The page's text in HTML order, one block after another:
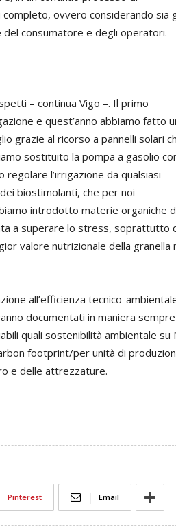
ovvero considerando sia
consumatore e degli operatori.
– continua Vigo –. Il primo
e quest’anno abbiamo fatto
grazie al ricorso a pannelli solari
sostituito la pompa a gasolio
l’irrigazione da qualsiasi
biostimolanti, che per noi
introdotto materie organiche
a superare lo stress, soprattutto
valore nutrizionale della granella
all’efficienza tecnico-
documentati in maniera sempre
quali sostenibilità ambientale su
footprint/per unità di
e delle attrezzature.
Pinterest Email